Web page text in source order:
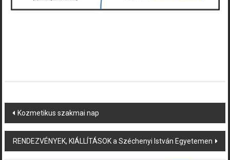
Post
navigation
Kozmetikus szakmai nap
RENDEZVÉNYEK, KIÁLLÍTÁSOK a Széchenyi István Egyetemen